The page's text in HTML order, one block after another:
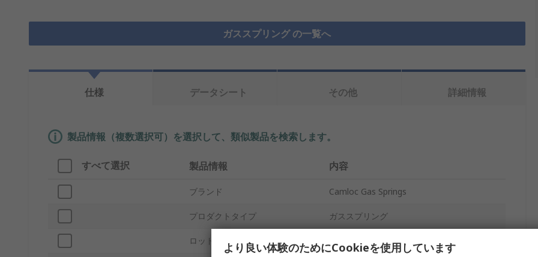
ガススプリング の一覧へ
仕様 データシート その他 詳細情報
製品情報（複数選択可）を選択して、類似製品を検索します。
すべて選択 製品情報 内容
ブランド Camloc Gas Springs
プロダクトタイプ ガススプリング
ロッド接続ねじ M6 x 1
より良い体験のためにCookieを使用しています